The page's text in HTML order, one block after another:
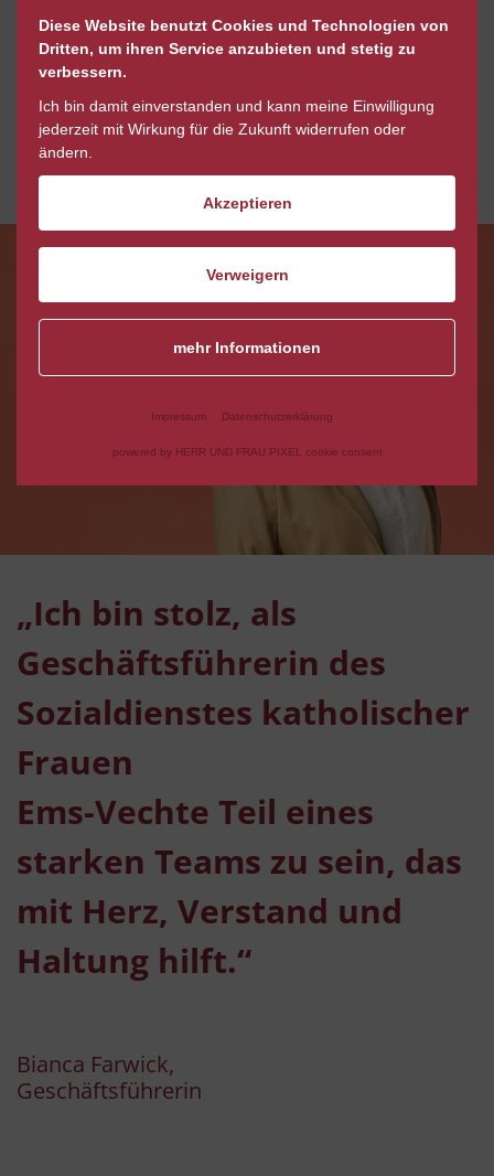
Persönlich, ehrlich,
engagiert
zum nächsten Mitarbeiter
„Ich bin stolz, als
Geschäftsführerin des
Sozialdienstes katholischer
Frauen
Ems-Vechte Teil eines
starken Teams zu sein, das
mit Herz, Verstand und
Haltung hilft.“
Bianca Farwick,
Geschäftsführerin
Diese Website benutzt Cookies und Technologien von
Dritten, um ihren Service anzubieten und stetig zu
verbessern.
Ich bin damit einverstanden und kann meine Einwilligung
jederzeit mit Wirkung für die Zukunft widerrufen oder
ändern.
Akzeptieren
Verweigern
mehr Informationen
Impressum Datenschutzerklärung
powered by HERR UND FRAU PIXEL cookie consent